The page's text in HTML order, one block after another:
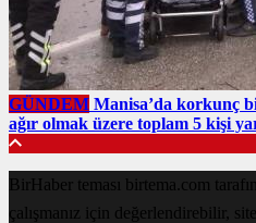
GÜNDEM Manisa’da korkunç
ağır olmak üzere toplam 5 kişi
BirHaber teması birtema.com
çalışmanız için değerlendirebilir,